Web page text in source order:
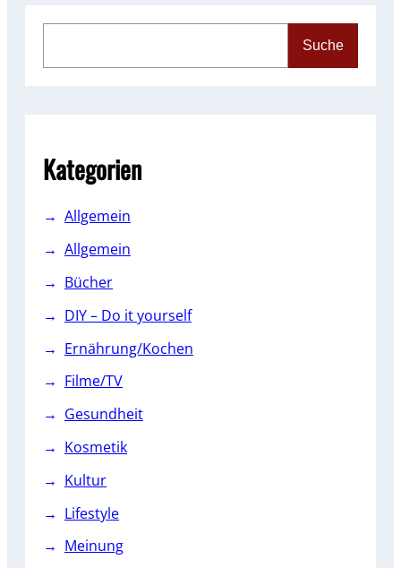
Suche
Kategorien
Allgemein
Allgemein
Bücher
DIY – Do it yourself
Ernährung/Kochen
Filme/TV
Gesundheit
Kosmetik
Kultur
Lifestyle
Meinung